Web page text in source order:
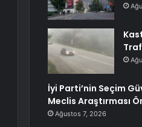
İyi Parti’nin Seçim
Meclis Araştırması
Ağustos 7, 2026